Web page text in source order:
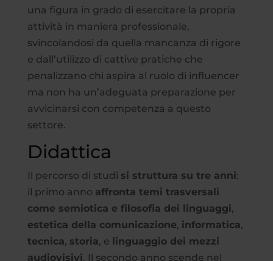
una figura in grado di esercitare la propria
attività in maniera professionale,
svincolandosi da quella mancanza di rigore
e dall’utilizzo di cattive pratiche che
penalizzano chi aspira al ruolo di influencer
ma non ha un’adeguata preparazione per
avvicinarsi con competenza a questo
settore.
Didattica
Il percorso di studi si struttura su tre anni:
il primo anno affronta temi trasversali
come semiotica e filosofia dei linguaggi,
estetica della comunicazione, informatica,
tecnica, storia, e linguaggio dei mezzi
audiovisivi. Il secondo anno scende nel